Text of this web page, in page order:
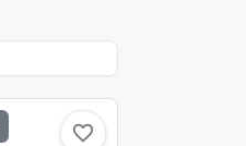
favorite_border
favorite_border